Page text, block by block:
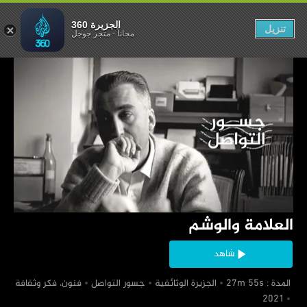
‏العلامة والوشم
شاهد
‏ المدة : 27m 55s
‏الجزيرة الوثائقية ‏جسور التواصل
‏فنون، فكر وثقافة
العلامة والوشم
الجزيرة 360
مجاناً-متجر جوجل تنزيل